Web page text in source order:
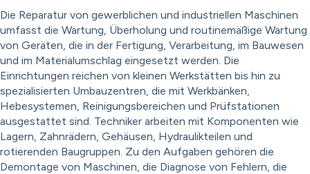
Die Reparatur von gewerblichen und industriellen Maschinen
umfasst die Wartung, Überholung und routinemäßige Wartung
von Geräten, die in der Fertigung, Verarbeitung, im Bauwesen
und im Materialumschlag eingesetzt werden. Die
Einrichtungen reichen von kleinen Werkstätten bis hin zu
spezialisierten Umbauzentren, die mit Werkbänken,
Hebesystemen, Reinigungsbereichen und Prüfstationen
ausgestattet sind. Techniker arbeiten mit Komponenten wie
Lagern, Zahnrädern, Gehäusen, Hydraulikteilen und
rotierenden Baugruppen. Zu den Aufgaben gehören die
Demontage von Maschinen, die Diagnose von Fehlern, die